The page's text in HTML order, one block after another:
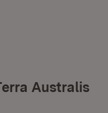
Australis